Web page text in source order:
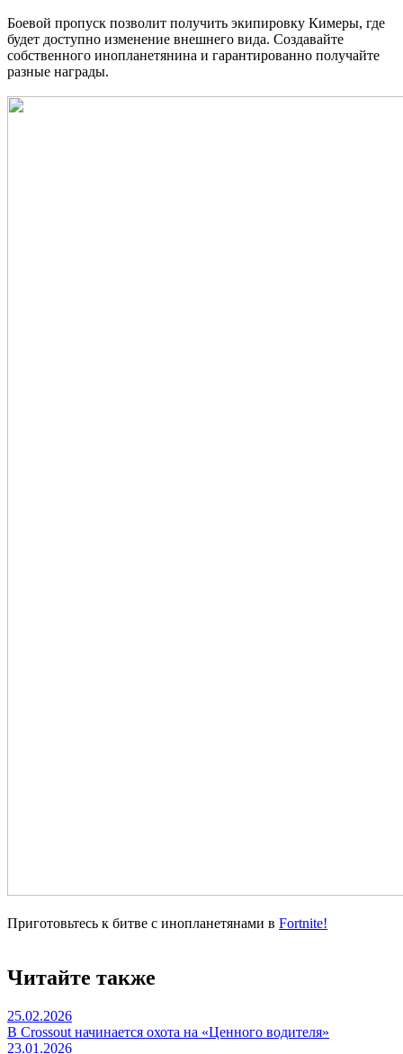
Боевой пропуск позволит получить экипировку Кимеры, где
будет доступно изменение внешнего вида. Создавайте
собственного инопланетянина и гарантированно получайте
разные награды.
Приготовьтесь к битве с инопланетянами в Fortnite!
Читайте также
25.02.2026
В Crossout начинается охота на «Ценного водителя»
23.01.2026